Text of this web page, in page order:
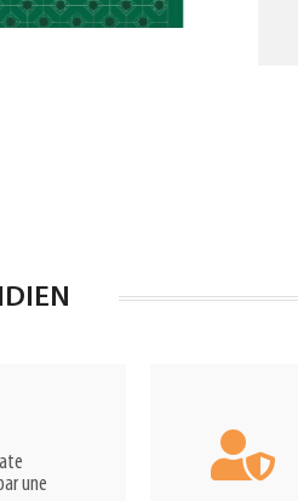
une